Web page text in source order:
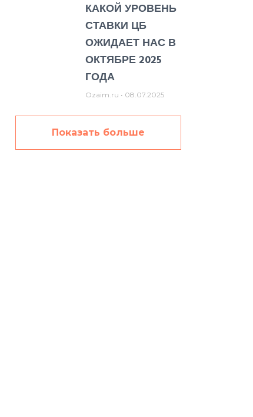
КАКОЙ УРОВЕНЬ
СТАВКИ ЦБ
ОЖИДАЕТ НАС В
ОКТЯБРЕ 2025
ГОДА
Ozaim.ru 08.07.2025
Показать больше